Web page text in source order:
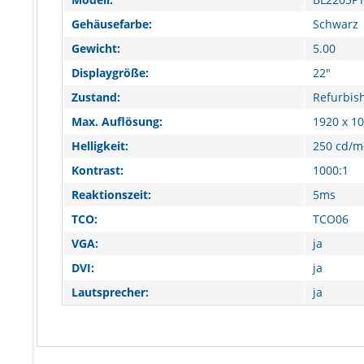
Gehäusefarbe:
Schwarz
Gewicht:
5.00
Displaygröße:
22"
Zustand:
Max. Auflösung:
1920 x
Helligkeit:
250 cd/
Kontrast:
1000:1
Reaktionszeit:
5ms
TCO:
TCO06
VGA:
ja
DVI:
ja
Lautsprecher:
ja